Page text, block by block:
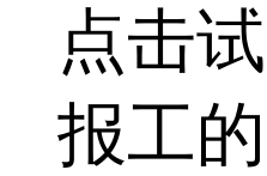
点击
报工